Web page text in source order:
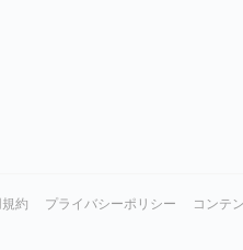
約 プライバシーポリシー コンテ